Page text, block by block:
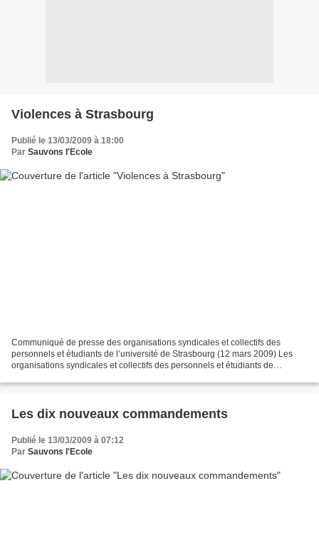
Violences à Strasbourg
Publié le 13/03/2009 à 18:00
Par Sauvons l'Ecole
Communiqué de presse des organisations syndicales et collectifs des
personnels et étudiants de l’université de Strasbourg (12 mars 2009) Les
organisations syndicales et collectifs des personnels et étudiants de
Les dix nouveaux commandements
Publié le 13/03/2009 à 07:12
Par Sauvons l'Ecole